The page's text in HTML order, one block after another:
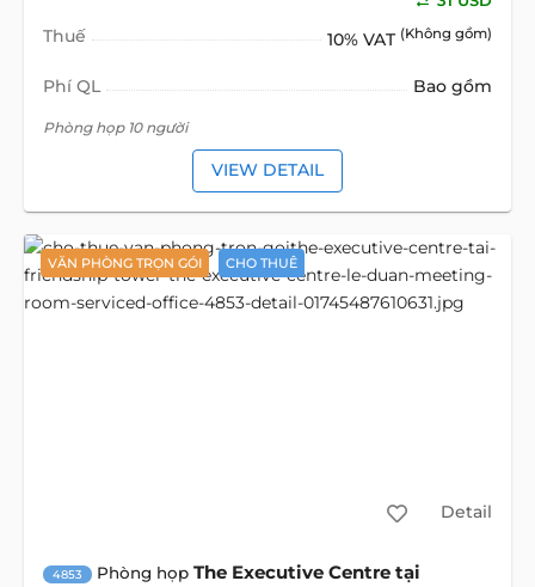
Thuế 10% VAT (Không gồm)
Phí QL Bao gồm
Phòng họp 10 người
VIEW DETAIL
VĂN PHÒNG TRỌN GÓI CHO THUÊ
Detail
4853 Phòng họp The Executive Centre tại